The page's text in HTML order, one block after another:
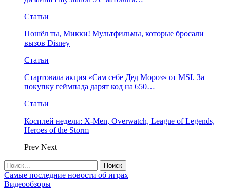
Статьи
Пошёл ты, Микки! Мультфильмы, которые бросали
вызов Disney
Статьи
Стартовала акция «Сам себе Дед Мороз» от MSI. За
покупку геймпада дарят код на 650…
Статьи
Косплей недели: X-Men, Overwatch, League of Legends,
Heroes of the Storm
Prev Next
Самые последние новости об играх
Видеообзоры